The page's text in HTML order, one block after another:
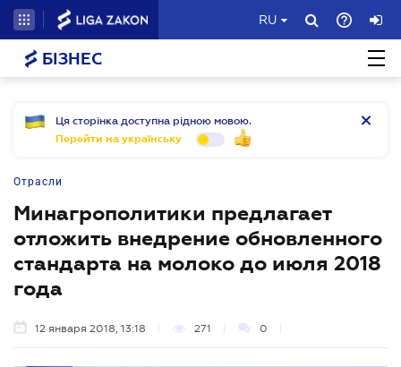
RU
БІЗНЕС
Ця сторінка доступна рідною мовою.
Перейти на українську
Отрасли
Минагрополитики предлагает
отложить внедрение обновленного
стандарта на молоко до июля 2018
года
12 января 2018, 13:18 271 0